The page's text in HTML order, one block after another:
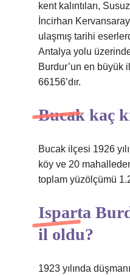
kent kalıntıları,
İncirhan
ulaşmış tarihi
Antalya yolu
Burdur’un en büyük
66156’dır.
Bucak kaç
Bucak ilçesi 1926
köy ve 20
toplam yüzölçümü
Isparta
il oldu?
1923 yılında